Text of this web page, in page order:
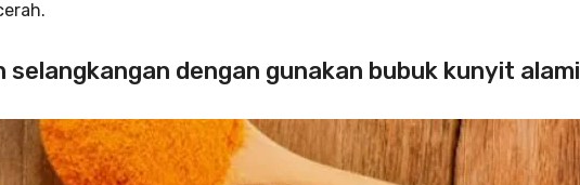
selangkangan dengan gunakan bubuk kunyit alami